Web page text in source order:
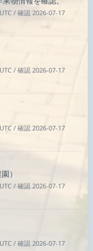
/ 確認 2026-07-17
/ 確認 2026-07-17
/ 確認 2026-07-17
）
/ 確認 2026-07-17
/ 確認 2026-07-17